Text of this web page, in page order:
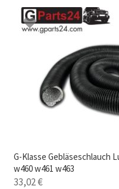
G-Klasse Gebläseschlauch
w460 w461 w463
33,02€